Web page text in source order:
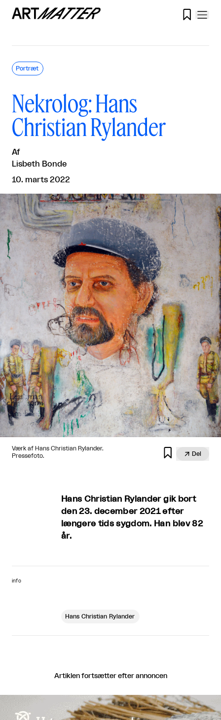

Nekrolog: Hans
Christian Rylander
Af
Lisbeth Bonde
10. marts 2022
Portræt
Værk af Hans Christian Rylander.
Pressefoto.
  Del
Hans Christian Rylander gik bort
den 23. december 2021 efter
længere tids sygdom. Han blev 82
år.
info
Hans Christian Rylander
Artiklen fortsætter efter annoncen